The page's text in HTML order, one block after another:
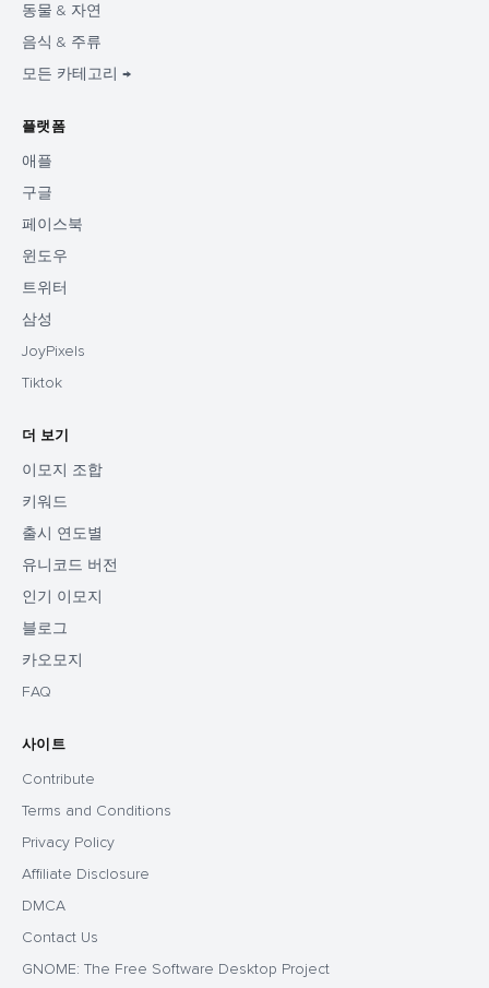
동물 & 자연
음식 & 주류
모든 카테고리 →
플랫폼
애플
구글
페이스북
윈도우
트위터
삼성
JoyPixels
Tiktok
더 보기
이모지 조합
키워드
출시 연도별
유니코드 버전
인기 이모지
블로그
카오모지
FAQ
사이트
Contribute
Terms and Conditions
Privacy Policy
Affiliate Disclosure
DMCA
Contact Us
GNOME: The Free Software Desktop Project